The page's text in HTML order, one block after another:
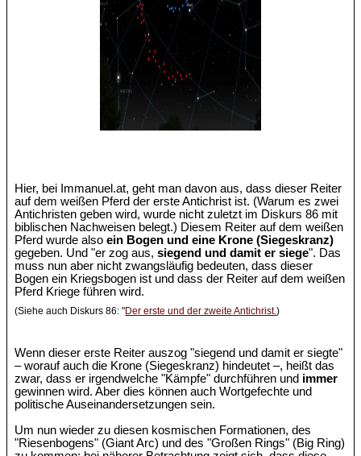
Hier, bei Immanuel.at, geht man davon aus, dass dieser Reiter
auf dem weißen Pferd der erste Antichrist ist. (Warum es zwei
Antichristen geben wird, wurde nicht zuletzt im Diskurs 86 mit
biblischen Nachweisen belegt.) Diesem Reiter auf dem weißen
Pferd wurde alsoein Bogen und eine Krone (Siegeskranz)
gegeben. Und "er zog aus,siegend und damit er siege". Das
muss nun aber nicht zwangsläufig bedeuten, dass dieser
Bogen ein Kriegsbogen ist und dass der Reiter auf dem weißen
Pferd Kriege führen wird.
(Siehe auch Diskurs 86: "Der erste und der zweite Antichrist.)
Wenn dieser erste Reiter auszog "siegend und damit er siegte"
– worauf auch die Krone (Siegeskranz) hindeutet –, heißt das
zwar, dass er irgendwelche "Kämpfe" durchführen und immer
gewinnen wird. Aber dies können auch Wortgefechte und
politische Auseinandersetzungen sein.
Um nun wieder zu diesen kosmischen Formationen, des
"Riesenbogens" (Giant Arc) und des "Großen Rings" (Big Ring)